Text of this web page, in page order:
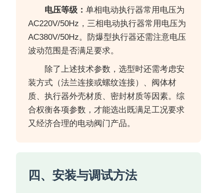
电压等级：单相电动执行器常用电压为
AC220V/50Hz，三相电动执行器常用电压为
AC380V/50Hz。防爆型执行器还需注意电压
波动范围是否满足要求。
除了上述技术参数，选型时还需考虑安
装方式（法兰连接或螺纹连接）、阀体材
质、执行器外壳材质、密封材质等因素。综
合权衡各项参数，才能选出既满足工况要求
又经济合理的电动阀门产品。
四、安装与调试方法